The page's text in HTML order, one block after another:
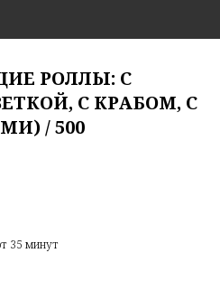
РОЛЛЫ: С
С КРАБОМ, С
/ 500
35 минут